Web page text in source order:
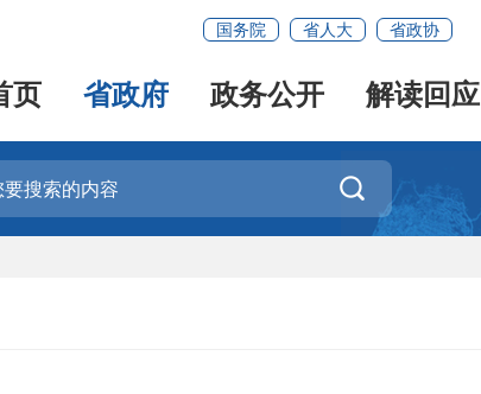
国务院 省人大 省政协
页 省政府 政务公开 解读回应
